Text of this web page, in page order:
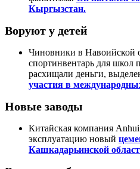
Кыргызстан.
Воруют у детей
Чиновники в Навоийской
спортинвентарь для школ
расхищали деньги,
участия в
Новые заводы
Китайская компания
эксплуатацию новый
Кашкадарьинской